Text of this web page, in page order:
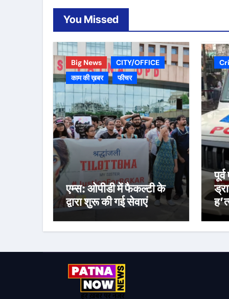
You Missed
Big News
CITY/OFFICE
काम की ख़बर
फीचर
एम्स: ओपीडी में फैकल्टी के
द्वारा शुरू की गई सेवाएं